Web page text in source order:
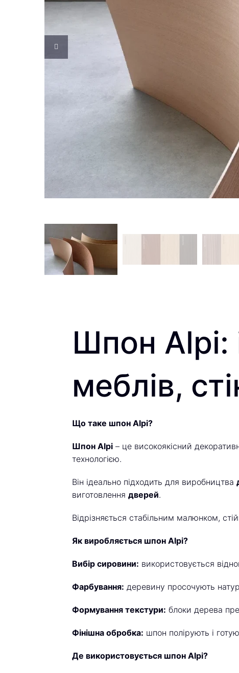
Шпон Alpi:
меблів,
Що таке шпон Alpi?
Шпон Alpi– це високоякісний
технологією.
Він ідеально підходить для виробництва
виготовлення дверей.
Відрізняється стабільним малюнком,
Як виробляється шпон Alpi?
Вибір сировини: використовується
Фарбування: деревину просочують
Формування текстури: блоки дерева
Фінішна обробка: шпон полірують і
Де використовується шпон Alpi?